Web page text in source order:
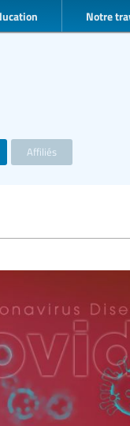
Notre
Affiliés